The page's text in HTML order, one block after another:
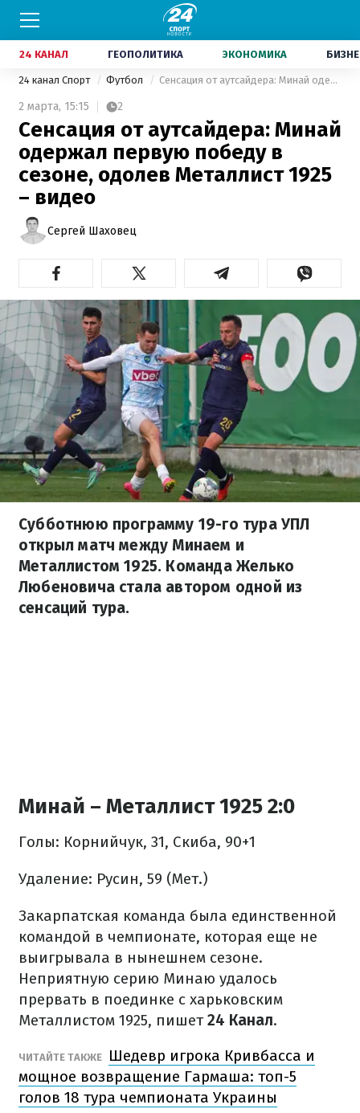
24 КАНАЛ ГЕОПОЛИТИКА ЭКОНОМИКА
24 канал Спорт Футбол Сенсация от аутсайдера: Минай одержал первую победу в сезоне, одолев Металлист 1925 – видео
2 марта, 15:15 2
Сенсация от аутсайдера: Минай
одержал первую победу в
сезоне, одолев Металлист 1925
– видео
Сергей Шаховец
Субботнюю программу 19-го тура УПЛ
открыл матч между Минаем и
Металлистом 1925. Команда Желько
Любеновича стала автором одной из
сенсаций тура.
Минай – Металлист 1925 2:0
Голы: Корнийчук, 31, Скиба, 90+1
Удаление: Русин, 59 (Мет.)
Закарпатская команда была единственной
командой в чемпионате, которая еще не
выигрывала в нынешнем сезоне.
Неприятную серию Минаю удалось
прервать в поединке с харьковским
Металлистом 1925, пишет24 Канал.
ЧИТАЙТЕ ТАКЖЕ
Шедевр игрока Кривбасса и
мощное возвращение Гармаша: топ-5
голов 18 тура чемпионата Украины